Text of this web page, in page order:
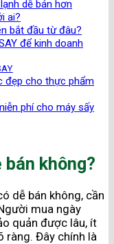
dễ bán hơn
ai?
bắt đầu từ đâu?
để kinh doanh
đẹp cho thực phẩm
phí cho máy sấy
bán không?
dễ bán không, cần
mua ngày
quản được lâu, ít
ràng. Đây chính là